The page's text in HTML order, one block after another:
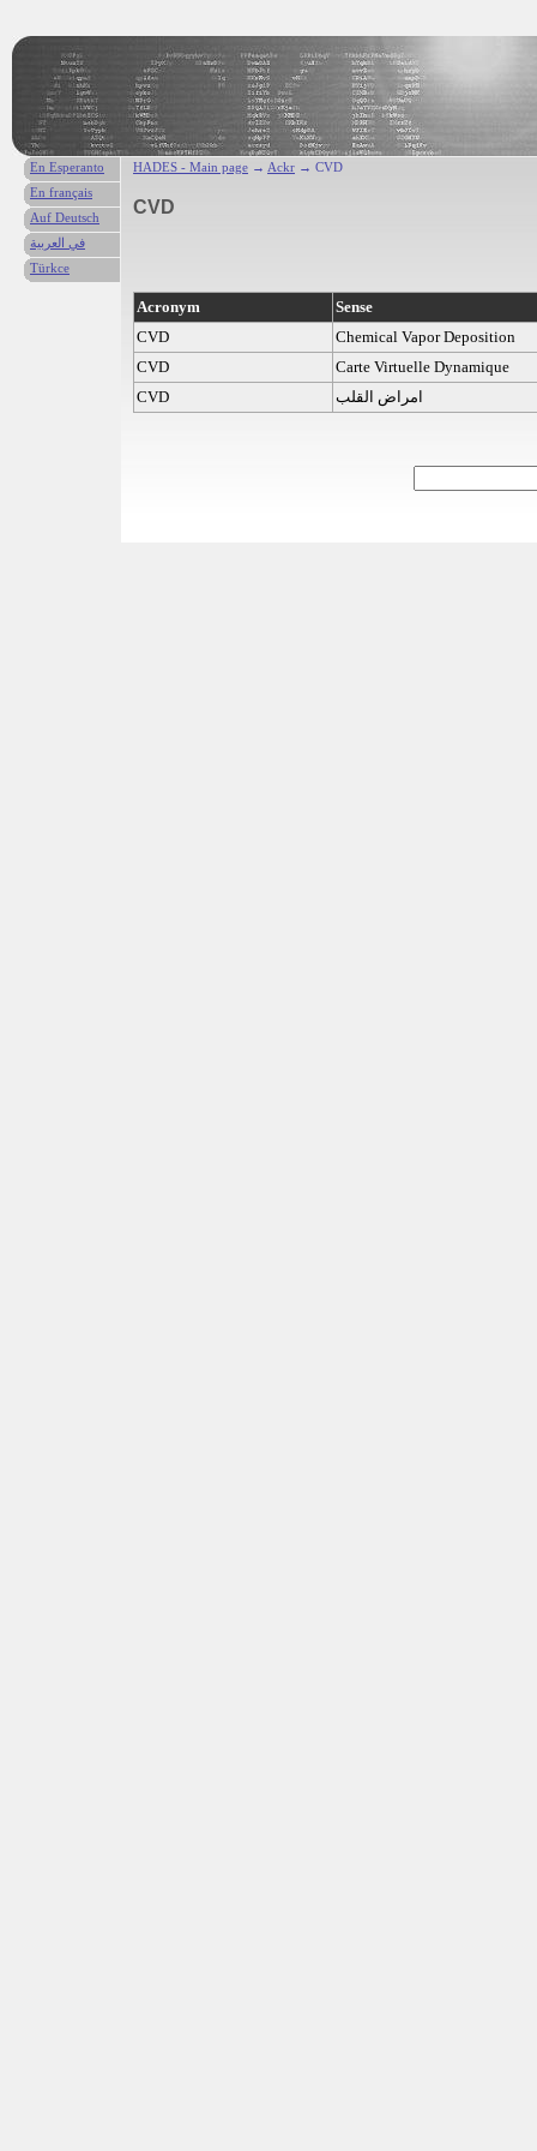
HADES - Main page → Ackr → CVD
CVD
Acronym
Sense
CVD
Chemical Vapor Deposition
CVD
Carte Virtuelle Dynamique
CVD
امراض القلب
En Esperanto
En français
Auf Deutsch
في العربية
Türkce